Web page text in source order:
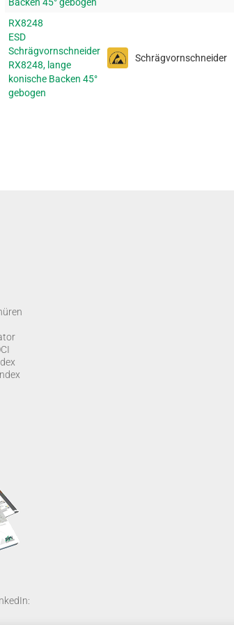
RX8248
ESD
Schrägvornschneider
RX8248, lange
konische Backen 45°
gebogen
Schrägvornschneider